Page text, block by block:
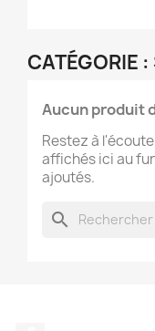
CATÉGORIE
Aucun produit
Restez à
affichés ici au
ajoutés.
search